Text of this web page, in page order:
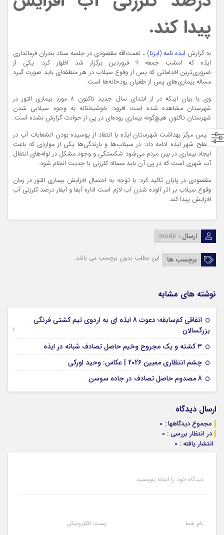
پیدا کند.
به گزارش ایذه نامه (ایزنا) ، نعمت‌الله مقصودی در جلسه ستاد بحران فرمانداری
ایذه که امشب جمعه 9 فروردین برگزار شد اظهار کرد: یکی از
ضروری‌ترین اقداماتی که پس از وقوع سیلاب در هر منطقه‌ای باید صورت گیرد
مساله بیماری‌های پس از طغیان رودخانه‌ها است.
وی با بیان اینکه در از ابتدای سال جدید تاکنون 8 مورد بیماری
التوردر
شهرستان مشاهده شده است افزود: خوشبختانه به وجود سیلابی شدن
شهرستان تاکنون هیچ‌گونه بیماری روده‌ای در پی از حوادث گزارش نشده است.
رئیس مرکز بهداشت شهرستان ایذه با انتقاد از پوسیده بودن انشعابات آب در
سطح شهر ایذه ادامه داد: در سیلاب‌ها و بارندگی‌ها یکی از مواردی که باعث
ایجاد بیماری در بین مردم می‌شود شکستگی و وجود مشکل در لوله‌های انتقال
آب شهری است که در پی آن باید مساله کلرزنی با جدیت انجام شود.
مقصودی در پایان تاکید کرد: با توجه به احتمال افزایش بیماری التوردر زمان
وقوع سیلاب بر اثر آلوده شدن آب لازم است اداره آبفا و آبفار درصد کلرزنی آب
افزایش پیدا کند.
ارسال : modir
برچسب ها این مطلب بدون برچسب می باشد.
نوشته های مشابه
اتفاقی کم‌سابقه؛ دعوت 8 ایذه ای به اردوی تیم کشتی فرنگی
بزرگسالان
09 جولای 2026
۳ کشته و یک مجروح وخیم حاصل تصادف شبانه در ایذه
چشم انتظاری ممبین 2026 | عکاس: وحید اورکی
8 مصدوم حاصل تصادف در جاده سوسن
ارسال دیدگاه
مجموع دیدگاهها : 0
در انتظار بررسی : 0
انتشار یافته : 0
دیدگاه خود را اینجا بنویسید
نام شما پست الکترونیکی